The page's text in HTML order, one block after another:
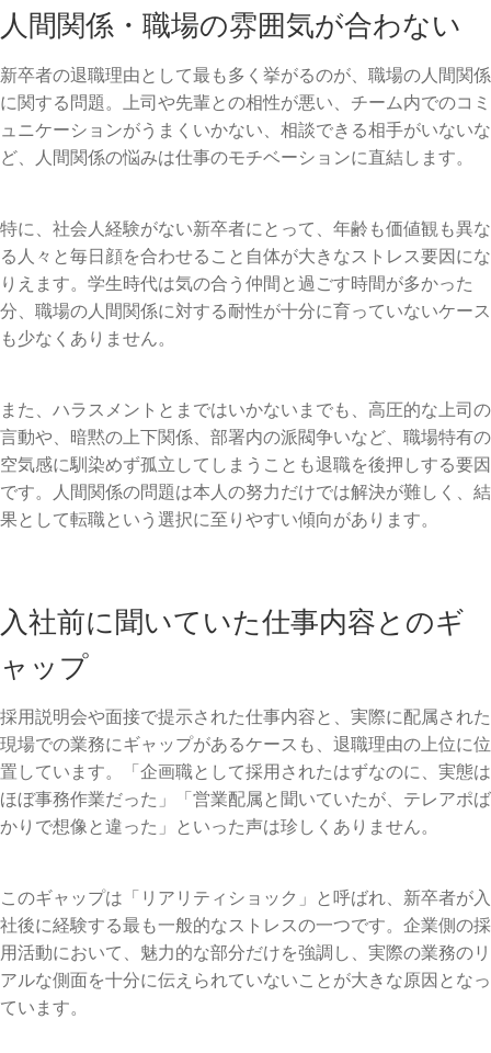
人間関係・職場の雰囲気が合わない
新卒者の退職理由として最も多く挙がるのが、職場の人間関係
に関する問題。上司や先輩との相性が悪い、チーム内でのコミ
ュニケーションがうまくいかない、相談できる相手がいないな
ど、人間関係の悩みは仕事のモチベーションに直結します。
特に、社会人経験がない新卒者にとって、年齢も価値観も異な
る人々と毎日顔を合わせること自体が大きなストレス要因にな
りえます。学生時代は気の合う仲間と過ごす時間が多かった
分、職場の人間関係に対する耐性が十分に育っていないケース
も少なくありません。
また、ハラスメントとまではいかないまでも、高圧的な上司の
言動や、暗黙の上下関係、部署内の派閥争いなど、職場特有の
空気感に馴染めず孤立してしまうことも退職を後押しする要因
です。人間関係の問題は本人の努力だけでは解決が難しく、結
果として転職という選択に至りやすい傾向があります。
入社前に聞いていた仕事内容とのギ
ャップ
採用説明会や面接で提示された仕事内容と、実際に配属された
現場での業務にギャップがあるケースも、退職理由の上位に位
置しています。「企画職として採用されたはずなのに、実態は
ほぼ事務作業だった」「営業配属と聞いていたが、テレアポば
かりで想像と違った」といった声は珍しくありません。
このギャップは「リアリティショック」と呼ばれ、新卒者が入
社後に経験する最も一般的なストレスの一つです。企業側の採
用活動において、魅力的な部分だけを強調し、実際の業務のリ
アルな側面を十分に伝えられていないことが大きな原因となっ
ています。